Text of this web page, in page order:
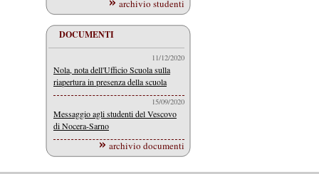
archivio studenti
DOCUMENTI
11/12/2020
Nola, nota dell'Ufficio Scuola sulla
riapertura in presenza della scuola
15/09/2020
Messaggio agli studenti del Vescovo
di Nocera-Sarno
archivio documenti